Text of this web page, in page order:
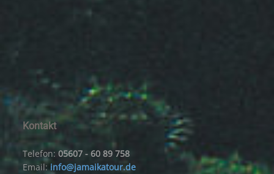
Kontakt
Telefon:05607 - 60 89 758
Email: info@jamaikatour.de